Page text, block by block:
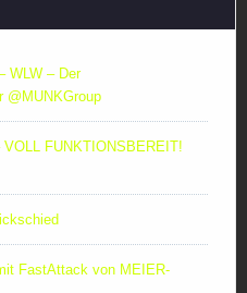
WLW – Der
‪@MUNKGroup‬
FUNKTIONSBEREIT!
FastAttack von MEIER-